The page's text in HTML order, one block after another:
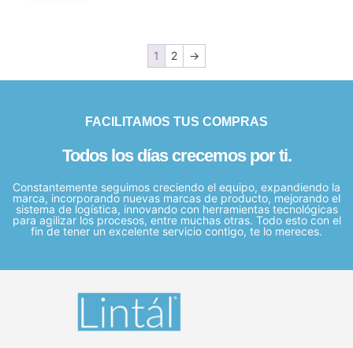
1 2 →
FACILITAMOS TUS COMPRAS
Todos los días crecemos por ti.
Constantemente seguimos creciendo el equipo, expandiendo la
marca, incorporando nuevas marcas de producto, mejorando el
sistema de logística, innovando con herramientas tecnológicas
para agilizar los procesos, entre muchas otras. Todo esto con el
fin de tener un excelente servicio contigo, te lo mereces.